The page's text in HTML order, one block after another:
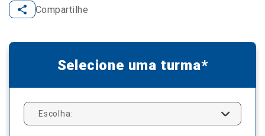
Compartilhe
Selecione uma turma*
Escolha: